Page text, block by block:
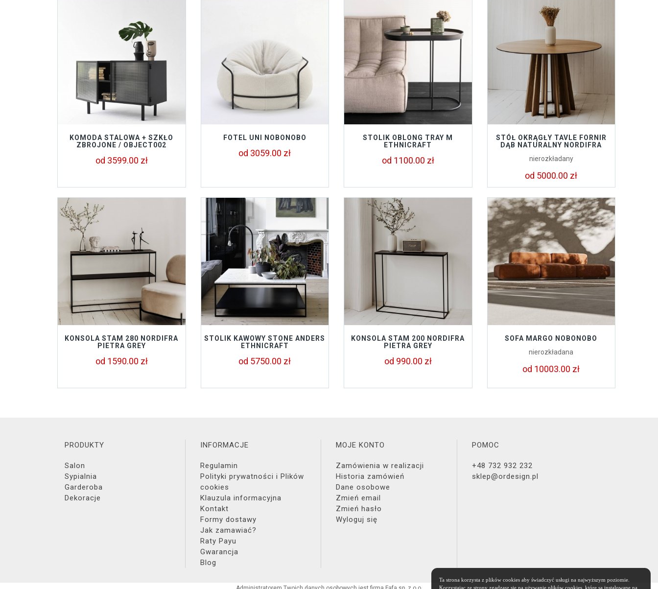
KOMODA STALOWA + SZKŁO
ZBROJONE / OBJECT002
od 3599.00 zł
FOTEL UNI NOBONOBO
od 3059.00 zł
STOLIK OBLONG TRAY M
ETHNICRAFT
od 1100.00 zł
STÓŁ OKRĄGŁY TAVLE FORNIR
DĄB NATURALNY NORDIFRA
nierozkładany
od 5000.00 zł
KONSOLA STAM 280 NORDIFRA
PIETRA GREY
od 1590.00 zł
STOLIK KAWOWY STONE ANDERS
ETHNICRAFT
od 5750.00 zł
KONSOLA STAM 200 NORDIFRA
PIETRA GREY
od 990.00 zł
SOFA MARGO NOBONOBO
nierozkładana
od 10003.00 zł
PRODUKTY
Salon
Sypialnia
Garderoba
Dekoracje
INFORMACJE
Regulamin
Polityki prywatności i Plików
cookies
Klauzula informacyjna
Kontakt
Formy dostawy
Jak zamawiać?
Raty Payu
Gwarancja
Blog
MOJE KONTO
Zamówienia w realizacji
Historia zamówień
Dane osobowe
Zmień email
Zmień hasło
Wyloguj się
POMOC
+48 732 932 232
sklep@ordesign.pl
Ta strona korzysta z plików cookies aby świadczyć usługi na najwyższym poziomie.
Korzystając ze strony zgadzasz się na używanie plików cookies, które są instalowane na